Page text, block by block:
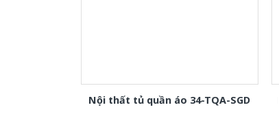
Nội thất tủ quần áo 34-TQA-SGD